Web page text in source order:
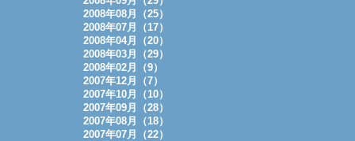
2008年08月（25）
2008年07月（17）
2008年04月（20）
2008年03月（29）
2008年02月（9）
2007年12月（7）
2007年10月（10）
2007年09月（28）
2007年08月（18）
2007年07月（22）